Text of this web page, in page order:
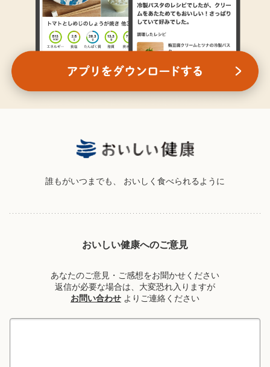
誰もがいつまでも、 おいしく食べられるように
おいしい健康へのご意見
あなたのご意見・ご感想をお聞かせください
返信が必要な場合は、大変恐れ入りますが
お問い合わせ よりご連絡ください